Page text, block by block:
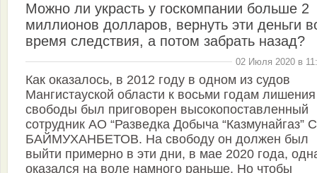
Можно ли украсть у госкомпании больше 2
миллионов долларов, вернуть эти деньги
время следствия, а потом забрать назад?
02 Июля 2020 в
Как оказалось, в 2012 году в одном из судов
Мангистауской области к восьми годам лишения
свободы был приговорен высокопоставленный
сотрудник АО “Разведка Добыча “Казмунайгаз”
БАЙМУХАНБЕТОВ. На свободу он должен был
выйти примерно в эти дни, в мае 2020 года,
оказался на воле намного раньше. Но чтобы